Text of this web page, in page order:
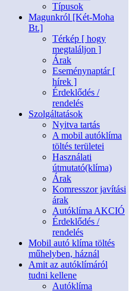
Típusok
Magunkról [Két-Moha
Bt.]
Térkép [ hogy
megtaláljon ]
Árak
Eseménynaptár [
hírek ]
Érdeklődés /
rendelés
Szolgáltatások
Nyitva tartás
A mobil autóklíma
töltés területei
Használati
útmutató(klíma)
Árak
Komresszor javítási
árak
Autóklíma AKCIÓ
Érdeklődés /
rendelés
Mobil autó klíma töltés
műhelyben, háznál
Amit az autóklímáról
tudni kellene
Autóklíma